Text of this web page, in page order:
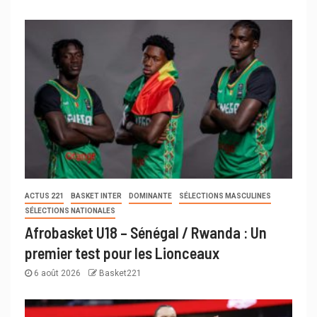
ACTUS 221 BASKET INTER DOMINANTE
SÉLECTIONS MASCULINES
SÉLECTIONS NATIONALES
Afrobasket U18 – Sénégal / Rwanda : Un
premier test pour les Lionceaux
6 août 2026 Basket221